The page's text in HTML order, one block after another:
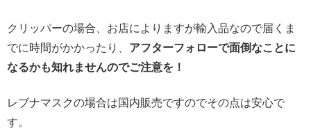
クリッパーの場合、お店によりますが輸入品なので届くま
でに時間がかかったり、 アフターフォローで面倒なことに
なるかも知れませんのでご注意を！
レブナマスクの場合は国内販売ですのでその点は安心で
す。